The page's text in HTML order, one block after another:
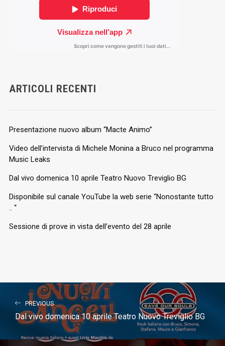
ARTICOLI RECENTI
Presentazione nuovo album “Macte Animo”
Video dell’intervista di Michele Monina a Bruco nel programma
Music Leaks
Dal vivo domenica 10 aprile Teatro Nuovo Treviglio BG
Disponibile sul canale YouTube la web serie “Nonostante tutto
.. “
Sessione di prove in vista dell’evento del 28 aprile
PREVIOUS
Dal vivo domenica 10 aprile Teatro Nuovo Treviglio BG